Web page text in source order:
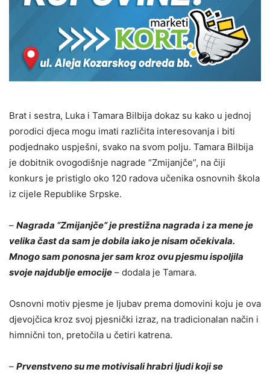
Brat i sestra, Luka i Tamara Bilbija dokaz su kako u jednoj
porodici d‌jeca mogu imati različita interesovanja i biti
pod‌jednako uspješni, svako na svom polјu. Tamara Bilbija
je dobitnik ovogodišnje nagrade “Zmijanjče”, na čiji
konkurs je pristiglo oko 120 radova učenika osnovnih škola
iz cijele Republike Srpske.
– Nagrada “Zmijanjče” je prestižna nagrada i za mene je
velika čast da sam je dobila iako je nisam očekivala.
Mnogo sam ponosna jer sam kroz ovu pjesmu ispolјila
svoje najdublјe emocije – dodala je Tamara.
Osnovni motiv pjesme je lјubav prema domovini koju je ova
djevojčica kroz svoj pjesnički izraz, na tradicionalan način i
himnični ton, pretočila u četiri katrena.
– Prvenstveno su me motivisali hrabri lјudi koji se